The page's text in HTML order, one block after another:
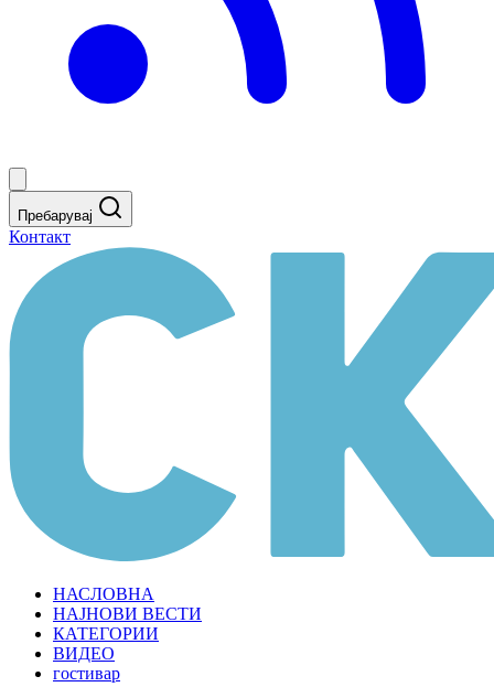
Пребарувај
Контакт
НАСЛОВНА
НАЈНОВИ ВЕСТИ
КАТЕГОРИИ
ВИДЕО
гостивар